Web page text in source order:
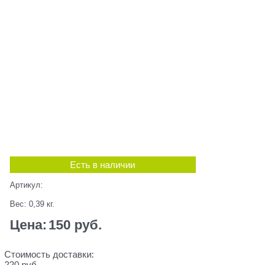
Есть в наличии
Артикул:
Вес: 0,39 кг.
Цена: 150 руб.
Стоимость доставки: